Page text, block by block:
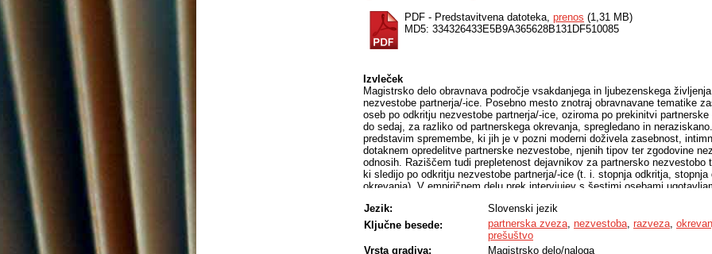
PDF - Predstavitvena datoteka, prenos (1,31 MB)
MD5: 334326433E5B9A365628B131DF510085
Izvleček
Magistrsko delo obravnava področje vsakdanjega in ljubezenskega
nezvestobe partnerja/-ice. Posebno mesto znotraj obravnavane tematike
oseb po odkritju nezvestobe partnerja/-ice, oziroma po prekinitvi
do sedaj, za razliko od partnerskega okrevanja, spregledano in
predstavim spremembe, ki jih je v pozni moderni doživela zasebnost,
dotaknem opredelitve partnerske nezvestobe, njenih tipov ter zgodovine
odnosih. Raziščem tudi prepletenost dejavnikov za partnersko nezvestobo
ki sledijo po odkritju nezvestobe partnerja/-ice (t. i. stopnja odkritja,
okrevanja). V empiričnem delu prek intervjujev s šestimi osebami
okrevanja pomagalo. Prav tako raziščem, kako je nezvestoba partnerja/-
razhoda, zaznamovala njihovo nadaljnje vsakdanje in ljubezensko
vplivi v novih partnerskih zvezah soočale. Ugotovitve kažejo, da se osebe
partnerja/-ice srečujejo s finančnimi izzivi, okrnjeno samopodobo ter
Jezik:
Slovenski jezik
Ključne besede:
partnerska zveza, nezvestoba, razveza,
prešuštvo
Vrsta gradiva:
Magistrsko delo/naloga